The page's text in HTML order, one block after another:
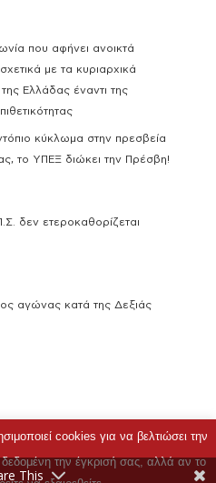
που αφήνει ανοικτά
με τα κυριαρχικά
Ελλάδας έναντι της
κύκλωμα στην πρεσβεία
το ΥΠΕΞ διώκει την Πρέσβη!
δεν ετεροκαθορίζεται
αγώνας κατά της Δεξιάς
cookies για να βελτιώσει την
την έγκρισή σας, αλλά αν το
This